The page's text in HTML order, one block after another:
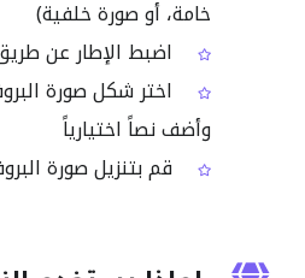
خامة، أو صورة خلفية)
اضبط الإطار عن
اختر شكل صورة
وأضف نصاً اختيارياً
قم بتنزيل صورة